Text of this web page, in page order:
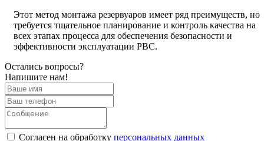
Этот метод монтажа резервуаров имеет ряд преимуществ, но
требуется тщательное планирование и контроль качества на
всех этапах процесса для обеспечения безопасности и
эффективности эксплуатации РВС.
Остались вопросы?
Напишите нам!
Cогласен на обработку персональных данных